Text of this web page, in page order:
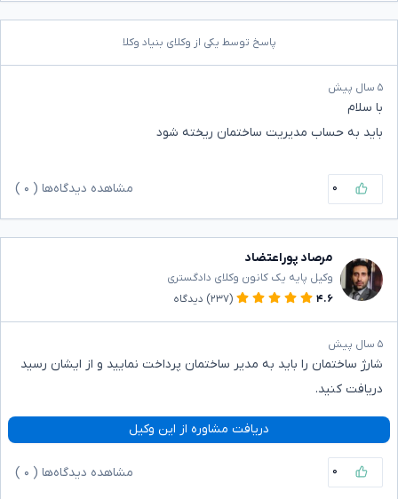
پاسخ توسط یکی از وکلای بنیاد وکلا
۵ سال پیش
با سلام
باید به حساب مدیریت ساختمان ریخته شود
۰ مشاهده دیدگاه‌ها ( ۰
مرصاد پوراعتضاد
وکیل پایه یک کانون وکلای دادگستری
۴.۶
(۲۳۷) دیدگاه
۵ سال پیش
شارژ ساختمان را باید به مدیر ساختمان پرداخت نمایید و از ایشان رسید
دریافت کنید.
دریافت مشاوره از این وکیل
۰ مشاهده دیدگاه‌ها ( ۰